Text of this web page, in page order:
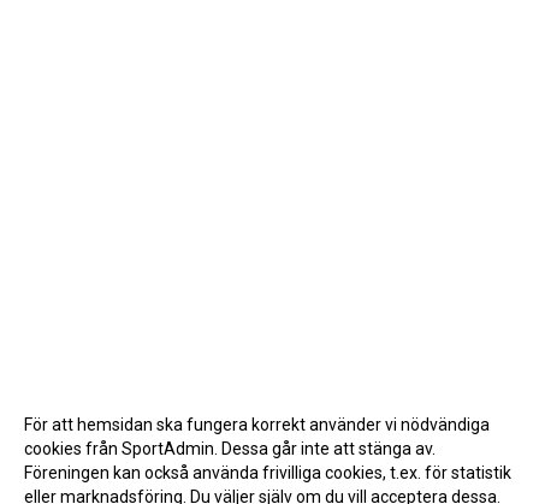
För att hemsidan ska fungera korrekt använder vi nödvändiga
cookies från SportAdmin. Dessa går inte att stänga av.
Föreningen kan också använda frivilliga cookies, t.ex. för statistik
eller marknadsföring. Du väljer själv om du vill acceptera dessa.